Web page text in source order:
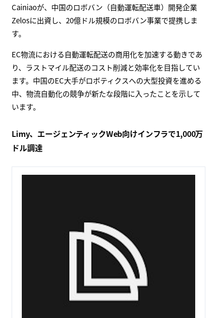
Cainiaoが、中国のロボバン（自動運転配送車）開発企業
Zelosに出資し、20億ドル規模のロボバン事業で提携しま
す。
EC物流における自動運転配送の商用化を加速する動きであ
り、ラストマイル配送のコスト削減と効率化を目指してい
ます。中国のEC大手がロボティクスへの大型投資を進める
中、物流自動化の競争が新たな段階に入ったことを示して
います。
Limy、エージェンティックWeb向けインフラで1,000万
ドル調達